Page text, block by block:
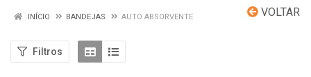
VOLTAR
INÍCIO BANDEJAS AUTO ABSORVENTE
Filtros